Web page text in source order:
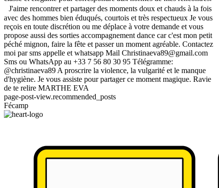
J'aime rencontrer et partager des moments doux et chauds à la fois
avec des hommes bien éduqués, courtois et très respectueux Je vous
reçois en toute discrétion ou me déplace à votre demande et vous
propose aussi des sorties accompagnement dance car c'est mon petit
péché mignon, faire la fête et passer un moment agréable. Contactez
moi par sms appelle et whatsapp Mail Christinaeva89@gmail.com
Sms ou WhatsApp au +33 7 56 80 30 95 Télégramme:
@christinaeva89 A proscrire la violence, la vulgarité et le manque
d'hygiène. Je vous assiste pour partager ce moment magique. Ravie
de te relire MARTHE EVA
page-post-view.recommended_posts
Fécamp